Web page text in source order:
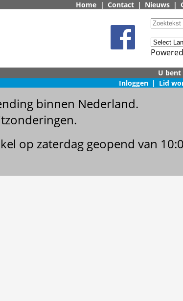
Home | Contact | Nieuws |
Inloggen | Lid
binnen Nederland.
op zaterdag geopend van